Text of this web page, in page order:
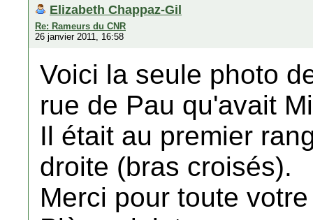
Elizabeth Chappaz-Gil
Re: Rameurs du CNR
26 janvier 2011, 16:58
Voici la seule photo
rue de Pau qu'avait
Il était au premier
droite (bras croisés).
Merci pour toute